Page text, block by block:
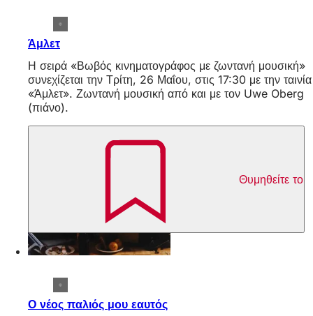
Άμλετ
Η σειρά «Βωβός κινηματογράφος με ζωντανή μουσική»
συνεχίζεται την Τρίτη, 26 Μαΐου, στις 17:30 με την ταινία
«Άμλετ». Ζωντανή μουσική από και με τον Uwe Oberg
(πιάνο).
Θυμηθείτε το
Ο νέος παλιός μου εαυτός